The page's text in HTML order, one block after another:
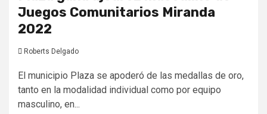
Juegos Comunitarios Miranda
2022
Roberts Delgado
El municipio Plaza se apoderó de las medallas de oro,
tanto en la modalidad individual como por equipo
masculino, en...